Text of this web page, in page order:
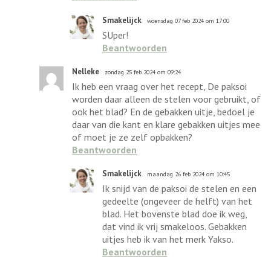
Smakelijck woensdag 07 feb 2024 om 17:00
SUper!
Beantwoorden
Nelleke zondag 25 feb 2024 om 09:24
Ik heb een vraag over het recept, De paksoi
worden daar alleen de stelen voor gebruikt, of
ook het blad? En de gebakken uitje, bedoel je
daar van die kant en klare gebakken uitjes mee
of moet je ze zelf opbakken?
Beantwoorden
Smakelijck maandag 26 feb 2024 om 10:45
Ik snijd van de paksoi de stelen en een
gedeelte (ongeveer de helft) van het
blad. Het bovenste blad doe ik weg,
dat vind ik vrij smakeloos. Gebakken
uitjes heb ik van het merk Yakso.
Beantwoorden